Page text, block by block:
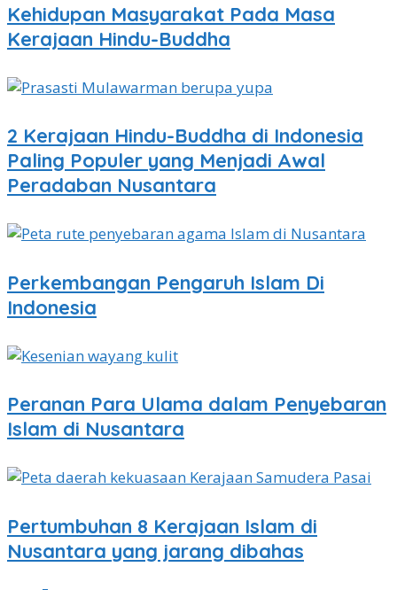
Kehidupan Masyarakat Pada Masa
Kerajaan Hindu-Buddha
2 Kerajaan Hindu-Buddha di Indonesia
Paling Populer yang Menjadi Awal
Peradaban Nusantara
Perkembangan Pengaruh Islam Di
Indonesia
Peranan Para Ulama dalam Penyebaran
Islam di Nusantara
Pertumbuhan 8 Kerajaan Islam di
Nusantara yang jarang dibahas